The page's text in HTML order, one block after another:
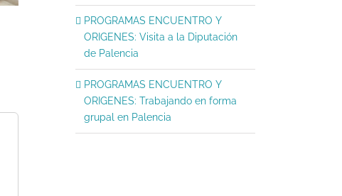
Reseña actividades abril 2026
mayo 5, 2026 | Sin comentarios
PROGRAMAS ENCUENTRO Y
ORIGENES: Visita a la Diputación
de Palencia
PROGRAMAS ENCUENTRO Y
ORIGENES: Trabajando en forma
grupal en Palencia